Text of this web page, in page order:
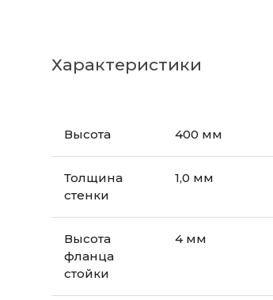
Характеристики
Высота 400 мм
Толщина
стенки
1,0 мм
Высота
фланца
стойки
4 мм